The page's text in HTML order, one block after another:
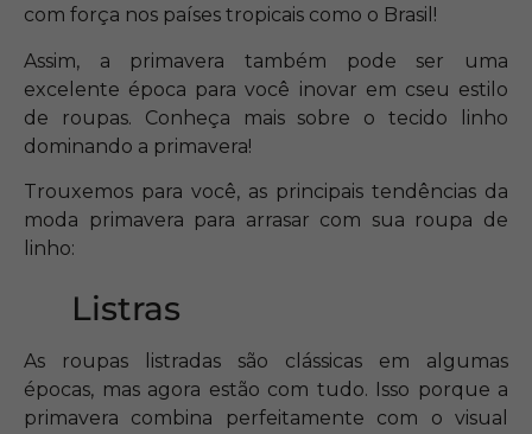
com força nos países tropicais como o Brasil!
Assim, a primavera também pode ser uma
excelente época para você inovar em cseu estilo
de roupas. Conheça mais sobre o tecido linho
dominando a primavera!
Trouxemos para você, as principais tendências da
moda primavera para arrasar com sua roupa de
linho:
Listras
As roupas listradas são clássicas em algumas
épocas, mas agora estão com tudo. Isso porque a
primavera combina perfeitamente com o visual